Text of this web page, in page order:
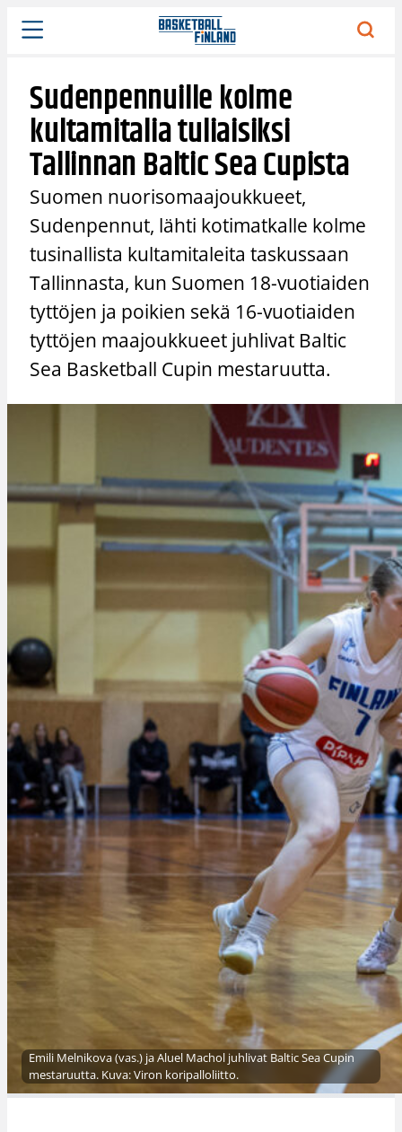
Siirry
sisältöön
Sudenpennuille kolme
kultamitalia tuliaisiksi
Tallinnan Baltic Sea Cupista
Suomen nuorisomaajoukkueet,
Sudenpennut, lähti kotimatkalle kolme
tusinallista kultamitaleita taskussaan
Tallinnasta, kun Suomen 18-vuotiaiden
tyttöjen ja poikien sekä 16-vuotiaiden
tyttöjen maajoukkueet juhlivat Baltic
Sea Basketball Cupin mestaruutta.
Emili Melnikova (vas.) ja Aluel Machol juhlivat Baltic Sea Cupin
mestaruutta. Kuva: Viron koripalloliitto.